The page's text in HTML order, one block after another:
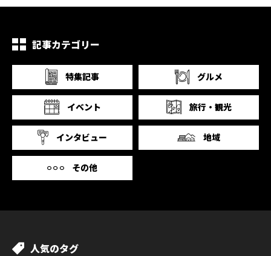
記事カテゴリー
特集記事 グルメ
イベント 旅行・観光
インタビュー 地域
その他
人気のタグ